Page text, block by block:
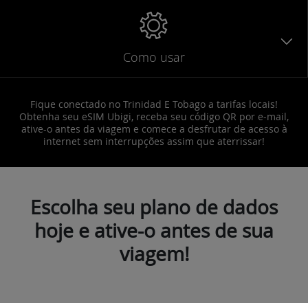
Como usar
Fique conectado no Trinidad E Tobago a tarifas locais!
Obtenha seu eSIM Ubigi, receba seu código QR por e-mail,
ative-o antes da viagem e comece a desfrutar de acesso à
internet sem interrupções assim que aterrissar!
Escolha seu plano de dados
hoje e ative-o antes de sua
viagem!